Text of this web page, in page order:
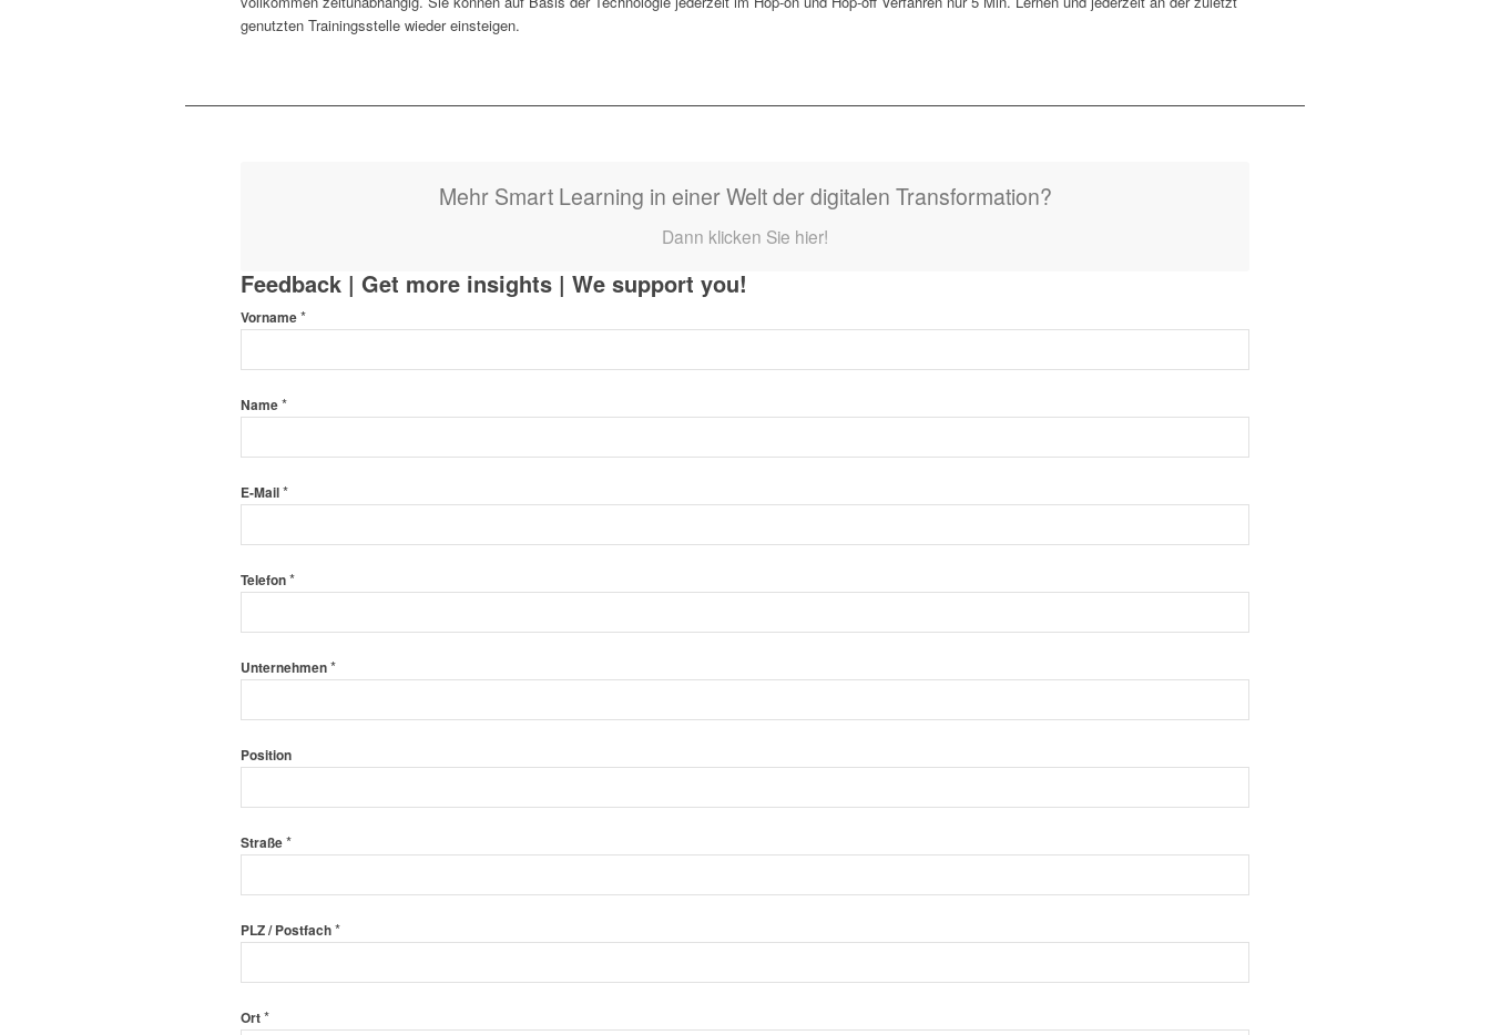
genutzten Trainingsstelle wieder einsteigen.
Mehr Smart Learning in einer Welt der digitalen Transformation?
Dann klicken Sie hier!
Feedback | Get more insights | We support you!
Vorname*
Name*
E-Mail*
Telefon*
Unternehmen*
Position
Straße*
PLZ / Postfach*
Ort*